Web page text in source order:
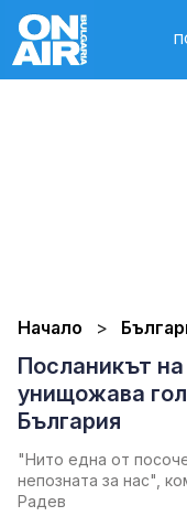
Начало
Посланикът
унищожава
България
"Нито една от
непозната за нас",
Радев